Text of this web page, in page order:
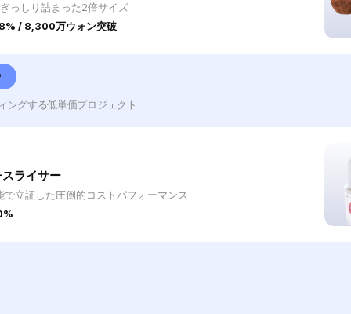
っしり詰まった2倍サイズ
/ 8,300万ウォン突破
ングする低単価プロジェクト
ライサー
で立証した圧倒的コストパフォーマンス